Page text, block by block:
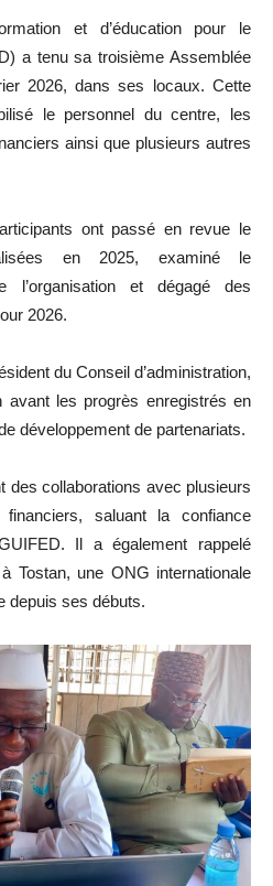
et d’éducation pour le
a tenu sa troisième Assemblée
2026, dans ses locaux. Cette
le personnel du centre, les
ainsi que plusieurs autres
ont passé en revue le
en 2025, examiné le
l’organisation et dégagé des
2026.
du Conseil d’administration,
les progrès enregistrés en
développement de partenariats.
des collaborations avec plusieurs
saluant la confiance
Il a également rappelé
à Tostan, une ONG internationale
depuis ses débuts.